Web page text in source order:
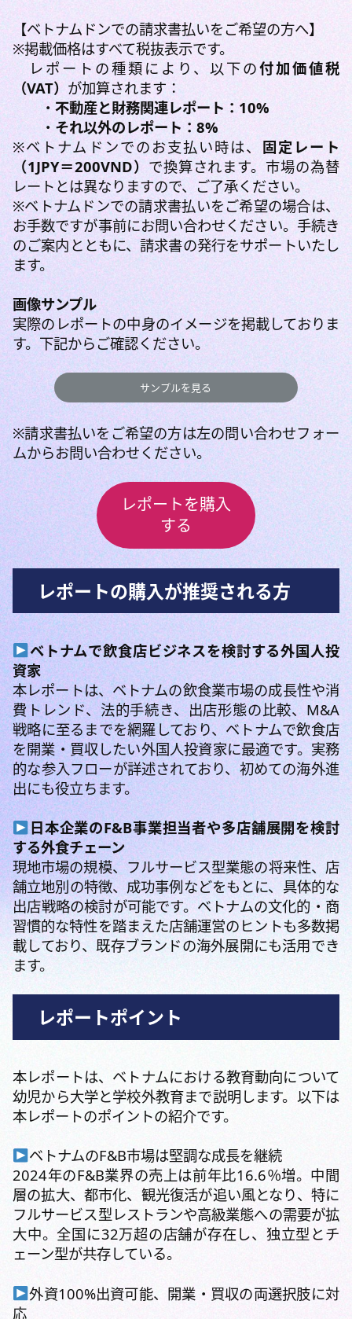
【ベトナムドンでの請求書払いをご希望の方へ】
※掲載価格はすべて税抜表示です。
レポートの種類により、以下の付加価値税
（VAT） が加算されます：
・不動産と財務関連レポート ：10%
・ それ以外のレポート：8%
※ベトナムドンでのお支払い時は、 固定レート
（1JPY＝200VND） で換算されます。市場の為替
レートとは異なりますので、ご了承ください。
※ベトナムドンでの請求書払いをご希望の場合は、
お手数ですが事前にお問い合わせください。手続き
のご案内とともに、請求書の発行をサポートいたし
ます。
画像サンプル
実際のレポートの中身のイメージを掲載しておりま
す。下記からご確認ください。
サンプルを見る
※請求書払いをご希望の方は左の問い合わせフォー
ムからお問い合わせください。
レポートを購入
する
レポートの購入が推奨される方
ベトナムで飲食店ビジネスを検討する外国人投
資家
本レポートは、ベトナムの飲食業市場の成長性や消
費トレンド、法的手続き、出店形態の比較、M&A
戦略に至るまでを網羅しており、ベトナムで飲食店
を開業・買収したい外国人投資家に最適です。実務
的な参入フローが詳述されており、初めての海外進
出にも役立ちます。
日本企業のF&B事業担当者や多店舗展開を検討
する外食チェーン
現地市場の規模、フルサービス型業態の将来性、店
舗立地別の特徴、成功事例などをもとに、具体的な
出店戦略の検討が可能です。ベトナムの文化的・商
習慣的な特性を踏まえた店舗運営のヒントも多数掲
載しており、既存ブランドの海外展開にも活用でき
ます。
レポートポイント
本レポートは、ベトナムにおける教育動向について
幼児から大学と学校外教育まで説明します。以下は
本レポートのポイントの紹介です。
ベトナムのF&B市場は堅調な成長を継続
2024年のF&B業界の売上は前年比16.6％増。中間
層の拡大、都市化、観光復活が追い風となり、特に
フルサービス型レストランや高級業態への需要が拡
大中。全国に32万超の店舗が存在し、独立型とチ
ェーン型が共存している。
外資100%出資可能、開業・買収の両選択肢に対
応